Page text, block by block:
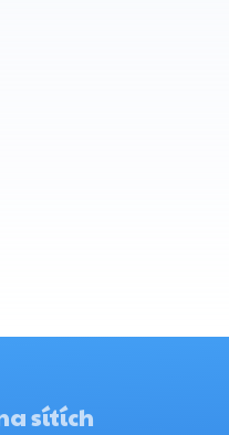
sítích